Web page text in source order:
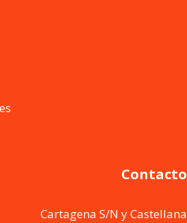
Contacto
Cartagena S/N y Castellana